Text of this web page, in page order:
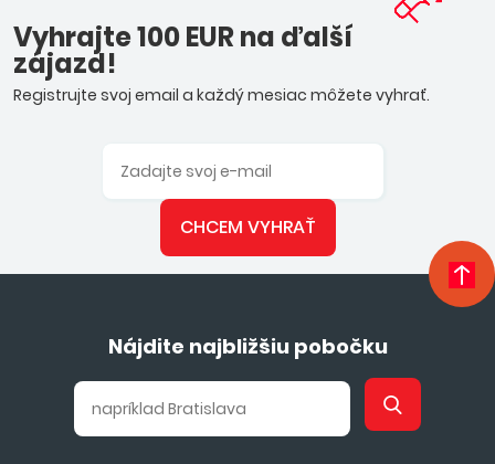
Vyhrajte 100 EUR na ďalší
zájazd!
Registrujte svoj email a každý mesiac môžete vyhrať.
CHCEM VYHRAŤ
Nájdite najbližšiu pobočku